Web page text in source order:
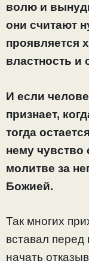
волю и
они считают
проявляется
властность и
И если
признает,
тогда
нему чувство
молитве за
Божией.
Так многих
вставал
начать